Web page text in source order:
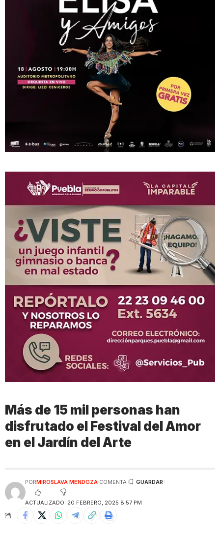
Más de 15 mil personas han
disfrutado el Festival del Amor
en el Jardín del Arte
ACTUALIZADO: 20 FEBRERO, 2025 8:57 PM
PORMIROSLAVA MENDOZA COMENTA